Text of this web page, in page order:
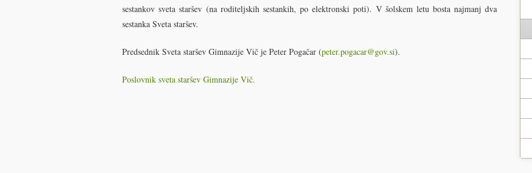
sestankov sveta staršev (na roditeljskih sestankih, po elektronski poti). V šolskem letu bosta najmanj dva
sestanka Sveta staršev.
Predsednik Sveta staršev Gimnazije Vič je Peter Pogačar (peter.pogacar@gov.si).
Poslovnik sveta staršev Gimnazije Vič.